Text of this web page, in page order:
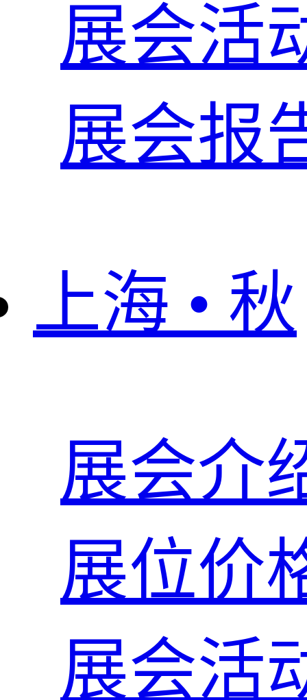
展会活
展会报
上海 • 秋
展会介
展位价
展会活